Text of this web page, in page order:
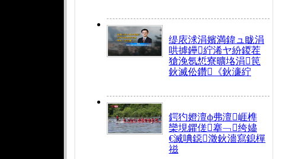
缇庡浗涓嬪満鍏ュ眬涓
哄摢鑸紵浠ヤ紛鍐茬
獊浼氬惁寮曠垎涓笢
鈥滅伀鑽《鈥濓紵
鍔犳嬁澶ф弗澶崕榫
欒垷鑺傞搴﹁绔嬧
€滅唺鐚澂鈥濇寫鎴樿
禌